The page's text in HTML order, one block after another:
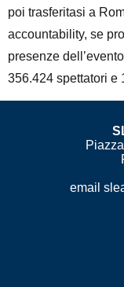
poi trasferitasi a
accountability, se
presenze
356.424 spettatori e
email